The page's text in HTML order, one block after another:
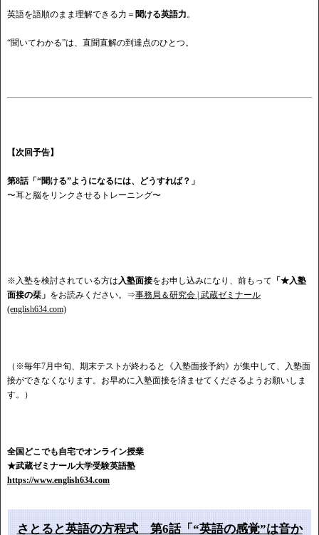
英語を語順のまま理解できる力＝ 聞ける英語力。
“聞いてわかる”は、直聞直解の到達点のひとつ。
【次回予告】
第8話「“聞ける”ようになるには、どうすれば？」
〜耳と脳をリンクさせるトレーニング〜
※入塾を検討されている方は入塾面接をお申し込みになり、前もって 「★入塾
面接の栞」 をお読みください。⇒事務局＆研究会 | 武蔵ゼミナール
(english634.com)
（※毎年7月中旬、期末テストが終わると《入塾面接予約》が集中して、入塾面
接ができなくなります。お早めに入塾面接を済ませてくださるようお願いしま
す。）
全国どこでも自宅でオンライン授業
★武蔵ゼミナール大学受験英語塾
https://www.english634.com
さとると英語の方程式 第6話「“英語の感覚”は音か